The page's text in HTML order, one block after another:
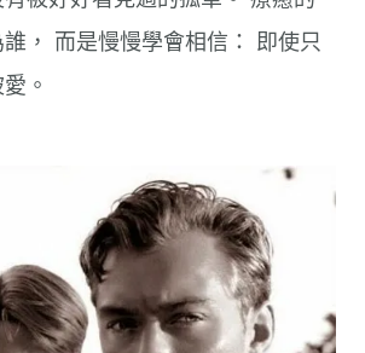
， 而是慢慢學會相信： 即使只
。